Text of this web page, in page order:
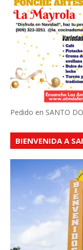
Pedido en SANTO
BIENVENIDA A